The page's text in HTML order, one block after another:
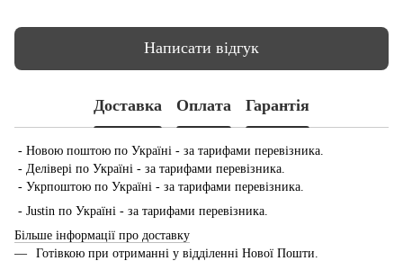
Написати відгук
Доставка Оплата Гарантія
- Новою поштою по Україні - за тарифами перевізника.
- Делівері по Україні - за тарифами перевізника.
- Укрпоштою по Україні - за тарифами перевізника.
- Justin по Україні - за тарифами перевізника.
Більше інформації про доставку
Готівкою при отриманні у відділенні Нової Пошти.